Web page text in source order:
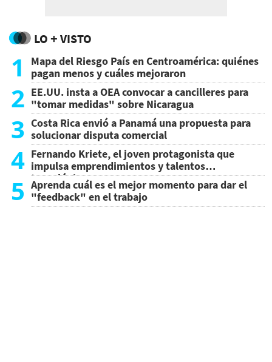
LO + VISTO
1
Mapa del Riesgo País en Centroamérica: quiénes
pagan menos y cuáles mejoraron
2 EE.UU. insta a OEA convocar a cancilleres para
"tomar medidas" sobre Nicaragua
3 Costa Rica envió a Panamá una propuesta para
solucionar disputa comercial
4 Fernando Kriete, el joven protagonista que
impulsa emprendimientos y talentos
tecnológicos
5 Aprenda cuál es el mejor momento para dar el
"feedback" en el trabajo